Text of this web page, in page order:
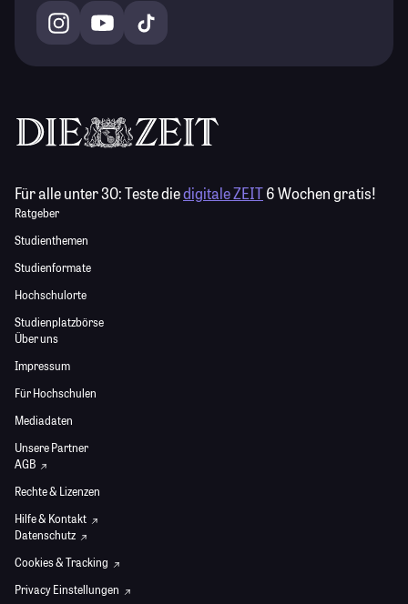
Für alle unter 30:Teste diedigitale ZEIT6 Wochen gratis!
Ratgeber
Studienthemen
Studienformate
Hochschulorte
Studienplatzbörse
Über uns
Impressum
Für Hochschulen
Mediadaten
Unsere Partner
AGB
Rechte & Lizenzen
Hilfe & Kontakt
Datenschutz
Cookies & Tracking
Privacy Einstellungen